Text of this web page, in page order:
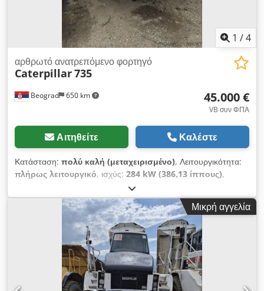
1988 mm Μήκος: 6705 mm Ύψος: 1537 mm Dcsdpfx
Amjzmhf Ss Hjk Χωρητικότητα Ψύξης Όγκος λαδιού λίπανσης:
405 λίτρα Όγκος ψυκτικού υγρού: 234,7 λίτρα
1 /4
Beograd 650 km
αρθρωτό ανατρεπόμενο φορτηγό
Caterpillar735
45.000 €
VB συν ΦΠΑ
Αιτηθείτε Καλέστε
Κατάσταση: πολύ καλή (μεταχειρισμένο), Λειτουργικότητα:
πλήρως λειτουργικό, ισχύς: 284 kW (386,13 ίππους),
, μέγιστο βάρος φόρτωσης:
κατασκευής:2007, αριθμός μηχανήματος/οχήματος:
CAT00735VB1N00936, Ο ντάμπερ είναι σε άριστη κατάσταση.
Dodpfoylw Riex Am Heck
Μικρή αγγελία